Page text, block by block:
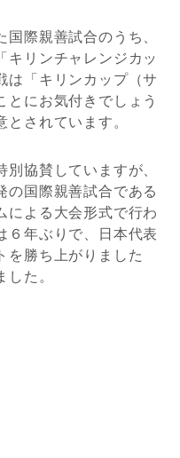
際親善試合のうち、
キリンチャレンジカッ
は「キリンカップ（サ
とにお気付きでしょう
されています。
協賛していますが、
の国際親善試合である
による大会形式で行わ
６年ぶりで、日本代表
を勝ち上がりました
た。